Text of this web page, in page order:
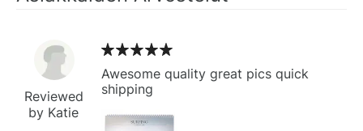
Reviewed
by Katie
Awesome quality great pics quick
shipping